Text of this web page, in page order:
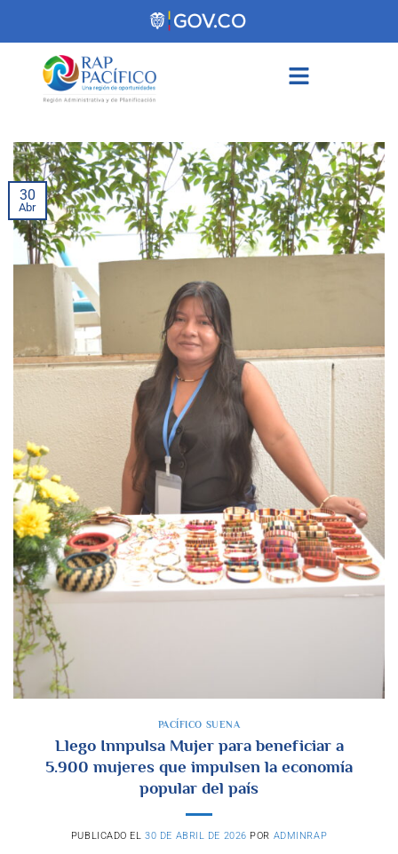
30
Abr
PACÍFICO SUENA
Llego Innpulsa Mujer para beneficiar a
5.900 mujeres que impulsen la economía
popular del país
PUBLICADO EL30 DE ABRIL DE 2026 POR ADMINRAP